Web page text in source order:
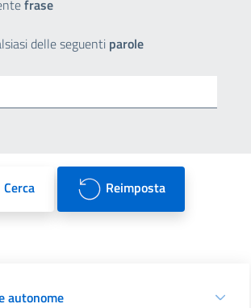
frase
delle seguenti parole
Cerca Reimposta
autonome